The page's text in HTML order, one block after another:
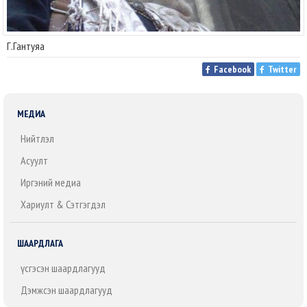
Г.Гантуяа
Facebook Twitter
МЕДИА
Нийтлэл
Асуулт
Иргэний медиа
Хариулт & Сэтгэгдэл
ШААРДЛАГА
Үүсгэсэн шаардлагууд
Дэмжсэн шаардлагууд